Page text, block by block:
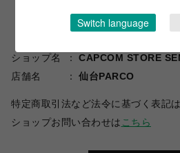
ショップ名
CAPCOM STORE
店舗名
仙台PARCO
特定商取引法など法令に基づく表記は
ショップお問い合わせは こちら
Switch language